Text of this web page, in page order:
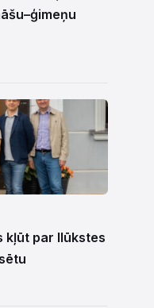
kļūt par Ilūkstes